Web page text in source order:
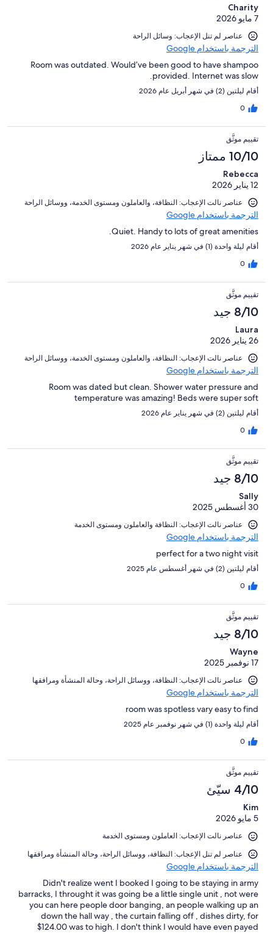
Charity
7 مايو 2026
عناصر لم تنل الإعجاب: وسائل الراحة
الترجمة باستخدام Google
Room was outdated. Would’ve been good to have shampoo
provided. Internet was slow.
أقام ليلتين (2) في شهر أبريل عام 2026
0
تقييم موثَّق
10/10 ممتاز
Rebecca
12 يناير 2026
عناصر نالت الإعجاب: ⁦النظافة⁩، و⁦العاملون ومستوى الخدمة⁩، و⁦وسائل الراحة⁩
الترجمة باستخدام Google
Quiet. Handy to lots of great amenities.
أقام ليلة واحدة (1) في شهر يناير عام 2026
0
تقييم موثَّق
8/10 جيد
Laura
26 يناير 2026
عناصر نالت الإعجاب: ⁦النظافة⁩، و⁦العاملون ومستوى الخدمة⁩، و⁦وسائل الراحة⁩
الترجمة باستخدام Google
Room was dated but clean. Shower water pressure and
temperature was amazing! Beds were super soft
أقام ليلتين (2) في شهر يناير عام 2026
0
تقييم موثَّق
8/10 جيد
Sally
30 أغسطس 2025
عناصر نالت الإعجاب: ⁦النظافة⁩ و⁦العاملون ومستوى الخدمة⁩
الترجمة باستخدام Google
perfect for a two night visit
أقام ليلتين (2) في شهر أغسطس عام 2025
0
تقييم موثَّق
8/10 جيد
Wayne
17 نوفمبر 2025
عناصر نالت الإعجاب: ⁦النظافة⁩، و⁦وسائل الراحة⁩، و⁦حالة المنشأة ومرافقها⁩
الترجمة باستخدام Google
room was spotless vary easy to find
أقام ليلة واحدة (1) في شهر نوفمبر عام 2025
0
تقييم موثَّق
4/10 سيّئ
Kim
5 مايو 2026
عناصر نالت الإعجاب: العاملون ومستوى الخدمة
عناصر لم تنل الإعجاب: ⁦النظافة⁩، و⁦وسائل الراحة⁩، و⁦حالة المنشأة ومرافقها⁩
الترجمة باستخدام Google
Didn't realize went I booked I going to be staying in army
barracks, I throught it was going be a little single unit , not were
you can here people door banging, an people walking up an
down the hall way , the curtain falling off , dishes dirty, for
$124.00 was to high. I don't think I would have even payed